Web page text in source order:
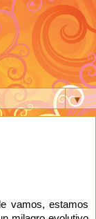
▼
vamos, estamos